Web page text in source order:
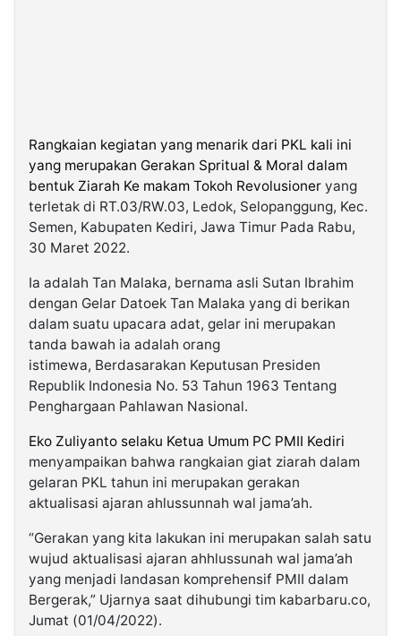
Rangkaian kegiatan yang menarik dari PKL kali ini
yang merupakan Gerakan Spritual & Moral dalam
bentuk Ziarah Ke makam Tokoh Revolusioner yang
terletak di RT.03/RW.03, Ledok, Selopanggung, Kec.
Semen, Kabupaten Kediri, Jawa Timur Pada Rabu,
30 Maret 2022.
Ia adalah Tan Malaka, bernama asli Sutan Ibrahim
dengan Gelar Datoek Tan Malaka yang di berikan
dalam suatu upacara adat, gelar ini merupakan
tanda bawah ia adalah orang
istimewa, Berdasarakan Keputusan Presiden
Republik Indonesia No. 53 Tahun 1963 Tentang
Penghargaan Pahlawan Nasional.
Eko Zuliyanto selaku Ketua Umum PC PMII Kediri
menyampaikan bahwa rangkaian giat ziarah dalam
gelaran PKL tahun ini merupakan gerakan
aktualisasi ajaran ahlussunnah wal jama’ah.
“Gerakan yang kita lakukan ini merupakan salah satu
wujud aktualisasi ajaran ahhlussunah wal jama’ah
yang menjadi landasan komprehensif PMII dalam
Bergerak,” Ujarnya saat dihubungi tim kabarbaru.co,
Jumat (01/04/2022).